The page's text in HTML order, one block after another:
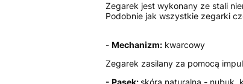
Zegarek jest wykonany ze stali
Podobnie jak wszystkie zegarki
- Mechanizm:kwarcowy
Zegarek zasilany za pomocą
- Pasek: skóra naturalna - nubuk,